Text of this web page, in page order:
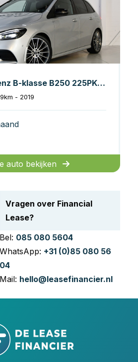
Mercedes-Benz B-klasse B250 225PK 360cam/Pano/Sfeer/stoelvAMG-pakket
- 2019
auto bekijken
Vragen over Financial
Lease?
Bel: 085 080 5604
WhatsApp: +31 (0)85 080 56
04
Mail: hello@leasefinancier.nl